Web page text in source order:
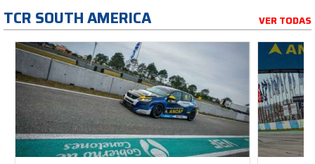
TCR SOUTH AMERICA VER TODAS